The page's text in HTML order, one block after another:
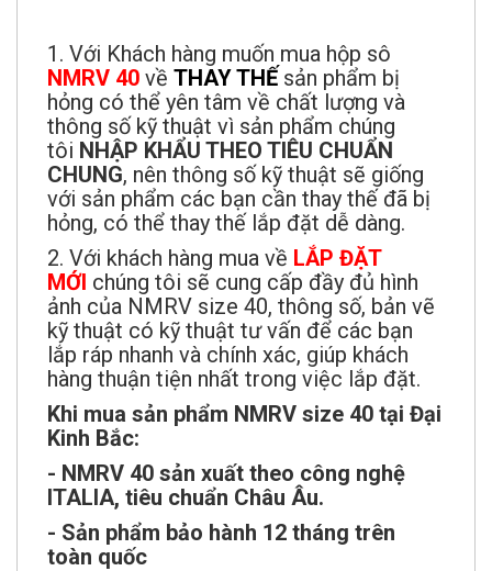
1. Với Khách hàng muốn mua hộp sô
NMRV 40 về THAY THẾ sản phẩm bị
hỏng có thể yên tâm về chất lượng và
thông số kỹ thuật vì sản phẩm chúng
tôi NHẬP KHẨU THEO TIÊU CHUẨN
CHUNG, nên thông số kỹ thuật sẽ giống
với sản phẩm các bạn cần thay thế đã bị
hỏng, có thể thay thế lắp đặt dễ dàng.
2. Với khách hàng mua về LẮP ĐẶT
MỚI chúng tôi sẽ cung cấp đầy đủ hình
ảnh của NMRV size 40, thông số, bản vẽ
kỹ thuật có kỹ thuật tư vấn để các bạn
lắp ráp nhanh và chính xác, giúp khách
hàng thuận tiện nhất trong việc lắp đặt.
Khi mua sản phẩm NMRV size 40 tại Đại
Kinh Bắc:
- NMRV 40 sản xuất theo công nghệ
ITALIA, tiêu chuẩn Châu Âu.
- Sản phẩm bảo hành 12 tháng trên
toàn quốc